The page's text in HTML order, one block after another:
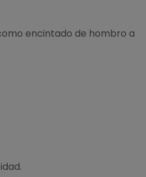
encintado de hombro a